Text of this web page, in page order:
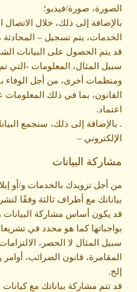
الصورة، صورة/فيديو؛
بالإضافة إلى ذلك، خلال
الخدمات، يتم تسجيل –
قد يتم الحصول على البيانات
سبيل المثال، المعلومات -التي
ومنظمات أخرى، من أجل الوفاء
القانون، بما في ذلك المعلومات
اعتماد.
. بالإضافة إلى ذلك، سنجمع
الإلكتروني –
مشاركة البيانات
من أجل تزويدك بالخدمات و/أو
بياناتك مع أطراف ثالثة وفقًا
قد يكون أساس مشاركة البيانات
بواجباتها كما هو محدد في
سبيل المثال لا الحصر،
المقامرة، قانون الضرائب،
إلخ.
قد تتم مشاركة بياناتك مع